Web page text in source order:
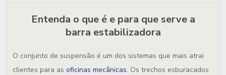
Entenda o que é e para que serve a
barra estabilizadora
O conjunto de suspensão é um dos sistemas que mais atrai
clientes para as oficinas mecânicas. Os trechos esburacados